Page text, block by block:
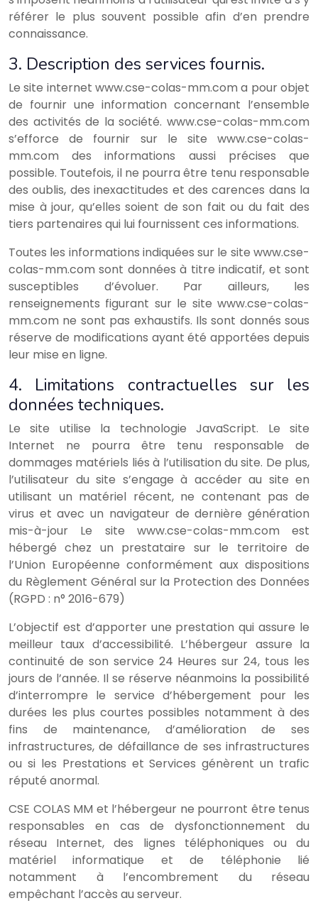
référer le plus souvent possible afin d’en prendre
connaissance.
3. Description des services fournis.
Le site internet www.cse-colas-mm.com a pour objet
de fournir une information concernant l’ensemble
des activités de la société. www.cse-colas-mm.com
s’efforce de fournir sur le site www.cse-colas-
mm.com des informations aussi précises que
possible. Toutefois, il ne pourra être tenu responsable
des oublis, des inexactitudes et des carences dans la
mise à jour, qu’elles soient de son fait ou du fait des
tiers partenaires qui lui fournissent ces informations.
Toutes les informations indiquées sur le site www.cse-
colas-mm.com sont données à titre indicatif, et sont
susceptibles d’évoluer. Par ailleurs, les
renseignements figurant sur le site www.cse-colas-
mm.com ne sont pas exhaustifs. Ils sont donnés sous
réserve de modifications ayant été apportées depuis
leur mise en ligne.
4. Limitations contractuelles sur les
données techniques.
Le site utilise la technologie JavaScript. Le site
Internet ne pourra être tenu responsable de
dommages matériels liés à l’utilisation du site. De plus,
l’utilisateur du site s’engage à accéder au site en
utilisant un matériel récent, ne contenant pas de
virus et avec un navigateur de dernière génération
mis-à-jour Le site www.cse-colas-mm.com est
hébergé chez un prestataire sur le territoire de
l’Union Européenne conformément aux dispositions
du Règlement Général sur la Protection des Données
(RGPD : n° 2016-679)
L’objectif est d’apporter une prestation qui assure le
meilleur taux d’accessibilité. L’hébergeur assure la
continuité de son service 24 Heures sur 24, tous les
jours de l’année. Il se réserve néanmoins la possibilité
d’interrompre le service d’hébergement pour les
durées les plus courtes possibles notamment à des
fins de maintenance, d’amélioration de ses
infrastructures, de défaillance de ses infrastructures
ou si les Prestations et Services génèrent un trafic
réputé anormal.
CSE COLAS MM et l’hébergeur ne pourront être tenus
responsables en cas de dysfonctionnement du
réseau Internet, des lignes téléphoniques ou du
matériel informatique et de téléphonie lié
notamment à l’encombrement du réseau
empêchant l’accès au serveur.